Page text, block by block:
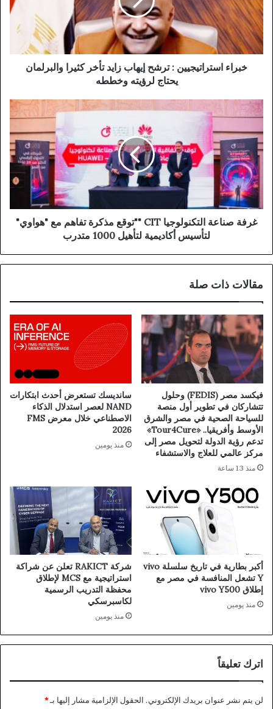
خبراء استراتيجيين : ترشح إيهاب زايد تأخر كثيرا والبرلمان
يحتاج لرؤيته وخططه
غرفة صناعة التكنولوجيا CIT ""توقع مذكرة تفاهم مع "هواوي"
لتأسيس أكاديمية لتأهيل 1000 متدرب
مقالات ذات صلة
فيكسد مصر (FEDIS) وحلول
تتشاركان في تطوير أول منصة
للسياحة الصحية في مصر والشرق
الأوسط وأفريقيا.. «Tour4Cure»
تدعم رؤية الدولة لتحويل مصر إلى
مركز عالمي للعلاج والاستشفاء
منذ 13 ساعة
سانديسك تستعرض أحدث ابتكارات
NAND لعصر استدلال الذكاء
الاصطناعي خلال معرض FMS
2026
منذ يومين
أكبر بطارية في تاريخ سلسلة vivo
Y تشعل المنافسة في مصر مع
إطلاق vivo Y500
منذ يومين
شركة RAKICT تعلن عن شراكة
استراتيجية مع MCS لإطلاق
محفظة التدريب الرسمية
لكاسبرسكي
منذ يومين
اترك تعليقاً
لن يتم نشر عنوان بريدك الإلكتروني. الحقول الإلزامية مشار إليها بـ*